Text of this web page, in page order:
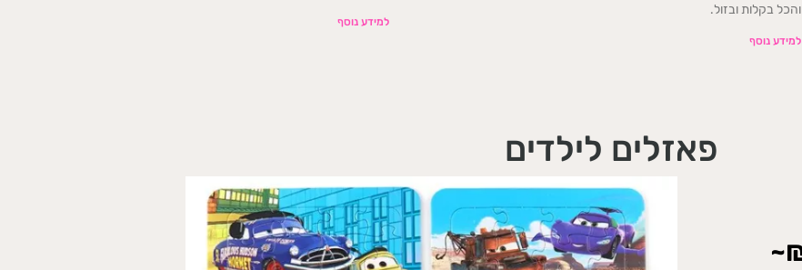
והכל בקלות ובזול.
למידע נוסף
למידע נוסף
פאזלים לילדים